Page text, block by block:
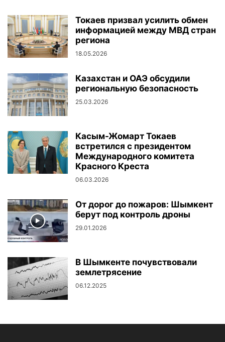
Токаев призвал усилить обмен
информацией между МВД стран
региона
18.05.2026
Казахстан и ОАЭ обсудили
региональную безопасность
25.03.2026
Касым-Жомарт Токаев
встретился с президентом
Международного комитета
Красного Креста
06.03.2026
От дорог до пожаров: Шымкент
берут под контроль дроны
29.01.2026
В Шымкенте почувствовали
землетрясение
06.12.2025